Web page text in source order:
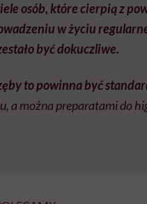
osób, które cierpią z
w życiu
być dokuczliwe.
to powinna być
a można preparatami do